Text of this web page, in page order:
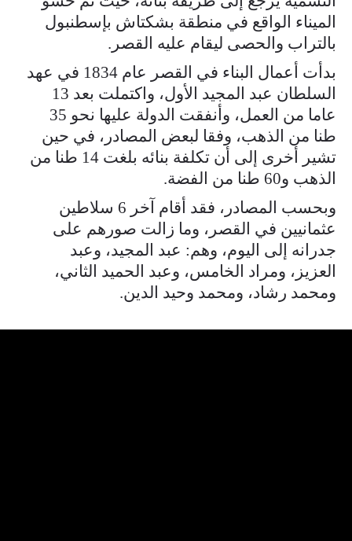
الميناء الواقع في منطقة بشكتاش بإسطنبول
بالتراب والحصى ليقام عليه القصر.
بدأت أعمال البناء في القصر عام 1834 في عهد
السلطان عبد المجيد الأول، واكتملت بعد 13
عاما من العمل، وأنفقت الدولة عليها نحو 35
طنا من الذهب، وفقا لبعض المصادر، في حين
تشير أخرى إلى أن تكلفة بنائه بلغت 14 طنا من
الذهب و60 طنا من الفضة.
وبحسب المصادر، فقد أقام آخر 6 سلاطين
عثمانيين في القصر، وما زالت صورهم على
جدرانه إلى اليوم، وهم: عبد المجيد، وعبد
العزيز، ومراد الخامس، وعبد الحميد الثاني،
ومحمد رشاد، ومحمد وحيد الدين.